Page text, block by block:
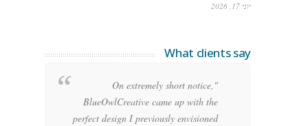
יוני 17, 2026
What clients say
"On extremely short notice,
BlueOwlCreative came up with the
perfect design I previously envisioned